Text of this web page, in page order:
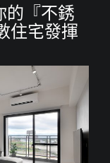
的『不銹
住宅發揮